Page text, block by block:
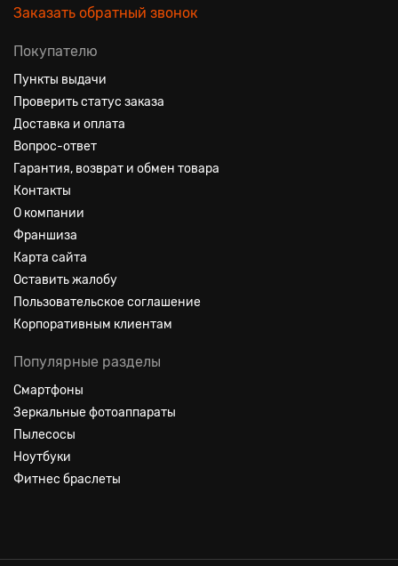
Заказать обратный звонок
Покупателю
Пункты выдачи
Проверить статус заказа
Доставка и оплата
Вопрос-ответ
Гарантия, возврат и обмен товара
Контакты
О компании
Франшиза
Карта сайта
Оставить жалобу
Пользовательское соглашение
Корпоративным клиентам
Популярные разделы
Смартфоны
Зеркальные фотоаппараты
Пылесосы
Ноутбуки
Фитнес браслеты